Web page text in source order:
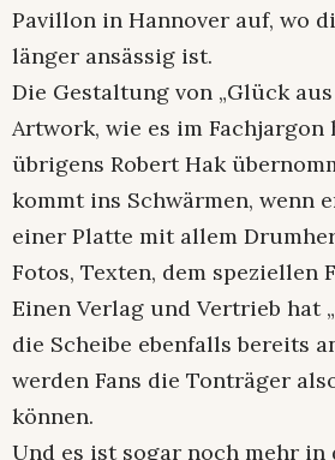
Pavillon in Hannover auf, wo
länger ansässig ist.
Die Gestaltung von „Glück aus
Artwork, wie es im Fachjargon
übrigens Robert Hak
kommt ins Schwärmen, wenn
einer Platte mit allem
Fotos, Texten, dem speziellen
Einen Verlag und Vertrieb hat
die Scheibe ebenfalls bereits
werden Fans die Tonträger
können.
Und es ist sogar noch mehr in